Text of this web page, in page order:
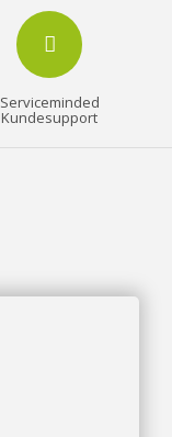
Serviceminded
Kundesupport